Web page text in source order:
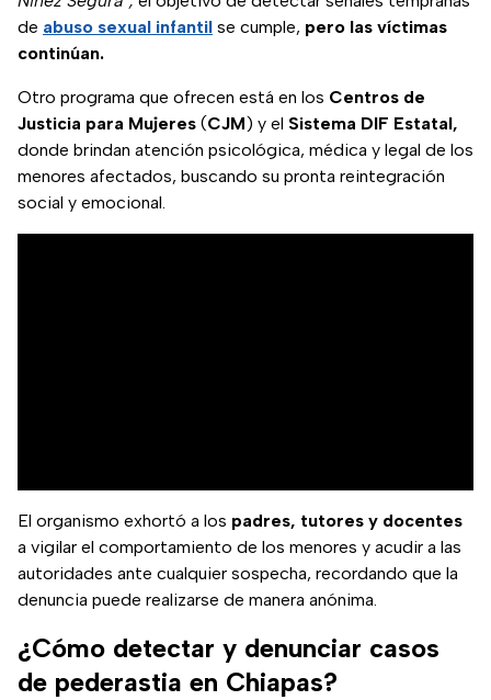
de abuso sexual infantil se cumple, pero las víctimas
continúan.
Otro programa que ofrecen está en los Centros de
Justicia para Mujeres (CJM) y el Sistema DIF Estatal,
donde brindan atención psicológica, médica y legal de los
menores afectados, buscando su pronta reintegración
social y emocional.
El organismo exhortó a los padres, tutores y docentes
a vigilar el comportamiento de los menores y acudir a las
autoridades ante cualquier sospecha, recordando que la
denuncia puede realizarse de manera anónima.
¿Cómo detectar y denunciar casos
de pederastia en Chiapas?